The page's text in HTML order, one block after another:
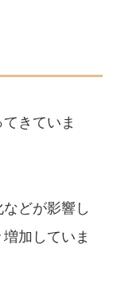
きていま
どが影響し
加していま